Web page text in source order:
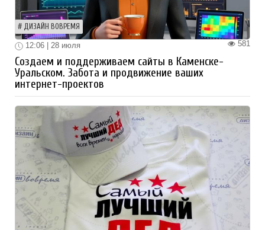
ДИЗАЙН ВОВРЕМЯ
581
12:06 | 28 июля
Создаем и поддерживаем сайты в Каменске-
Уральском. Забота и продвижение ваших
интернет-проектов